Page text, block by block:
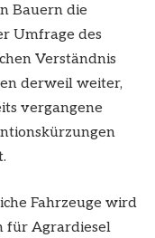
Bauern die
Umfrage des
Verständnis
derweil weiter,
vergangene
Fahrzeuge wird
für Agrardiesel